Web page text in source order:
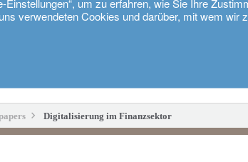
verwendeten Cookies und darüber, mit wem wir
Digitalisierung im Finanzsektor